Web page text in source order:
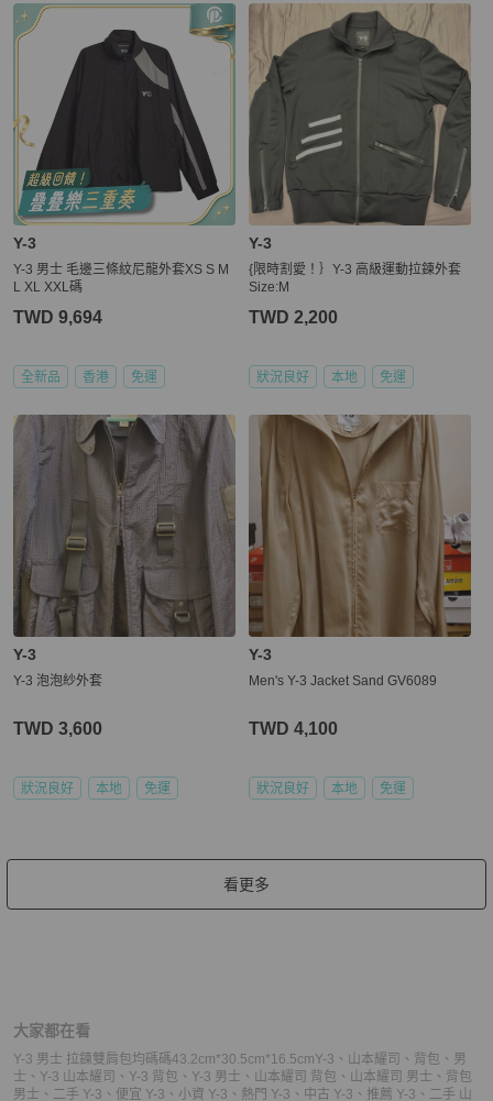
Y-3
Y-3 男士 毛邊三條紋尼龍外套XS S M
L XL XXL碼
TWD 9,694
全新品 香港 免運
Y-3
{限時割愛！｝Y-3 高級運動拉鍊外套
Size:M
TWD 2,200
狀況良好 本地 免運
Y-3
Y-3 泡泡紗外套
TWD 3,600
狀況良好 本地 免運
Y-3
Men's Y-3 Jacket Sand GV6089
TWD 4,100
狀況良好 本地 免運
看更多
大家都在看
Y-3 男士 拉鍊雙肩包均碼碼43.2cm*30.5cm*16.5cmY-3 、 山本耀司 、 背包 、 男
士 、 Y-3 山本耀司 、 Y-3 背包 、 Y-3 男士 、 山本耀司 背包 、 山本耀司 男士 、 背包
男士 、 二手 Y-3 、 便宜 Y-3 、 小資 Y-3 、 熱門 Y-3 、 中古 Y-3 、 推薦 Y-3 、 二手 山